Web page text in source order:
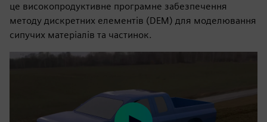
це високопродуктивне програмне забезпечення
методу дискретних елементів (DEM) для моделювання
сипучих матеріалів та частинок.